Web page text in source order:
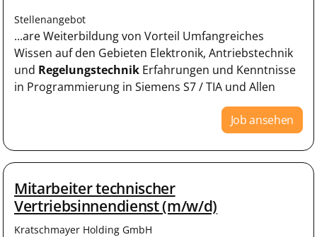
Stellenangebot
...are Weiterbildung von Vorteil Umfangreiches
Wissen auf den Gebieten Elektronik, Antriebstechnik
und Regelungstechnik Erfahrungen und Kenntnisse
in Programmierung in Siemens S7 / TIA und Allen
Job ansehen
Mitarbeiter technischer
Vertriebsinnendienst (m/w/d)
Kratschmayer Holding GmbH